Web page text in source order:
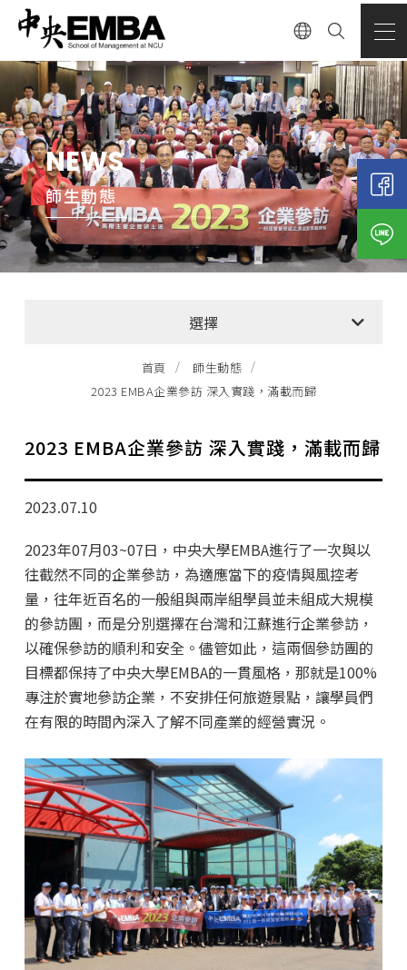
NEWS
師生動態
選擇
全部消息
EMBA招生公告
行政公告
企業導師計畫
首頁
師生動態
2023 EMBA企業參訪 深入實踐，滿載而歸
2023 EMBA企業參訪 深入實踐，滿載而歸
2023.07.10
2023年07月03~07日，中央大學EMBA進行了一次與以
往截然不同的企業參訪，為適應當下的疫情與風控考
量，往年近百名的一般組與兩岸組學員並未組成大規模
的參訪團，而是分別選擇在台灣和江蘇進行企業參訪，
以確保參訪的順利和安全。儘管如此，這兩個參訪團的
目標都保持了中央大學EMBA的一貫風格，那就是100%
專注於實地參訪企業，不安排任何旅遊景點，讓學員們
在有限的時間內深入了解不同產業的經營實況。